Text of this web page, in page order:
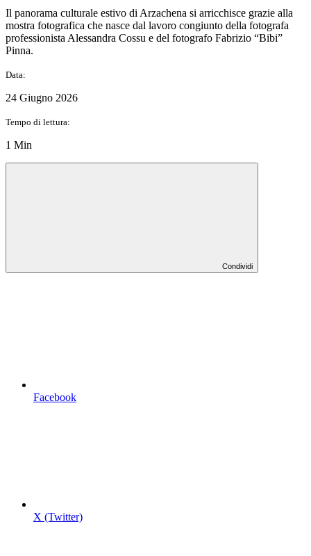
Il panorama culturale estivo di Arzachena si arricchisce grazie alla
mostra fotografica che nasce dal lavoro congiunto della fotografa
professionista Alessandra Cossu e del fotografo Fabrizio “Bibi”
Pinna.
Data:
24 Giugno 2026
Tempo di lettura:
1 Min
Condividi
Facebook
X (Twitter)